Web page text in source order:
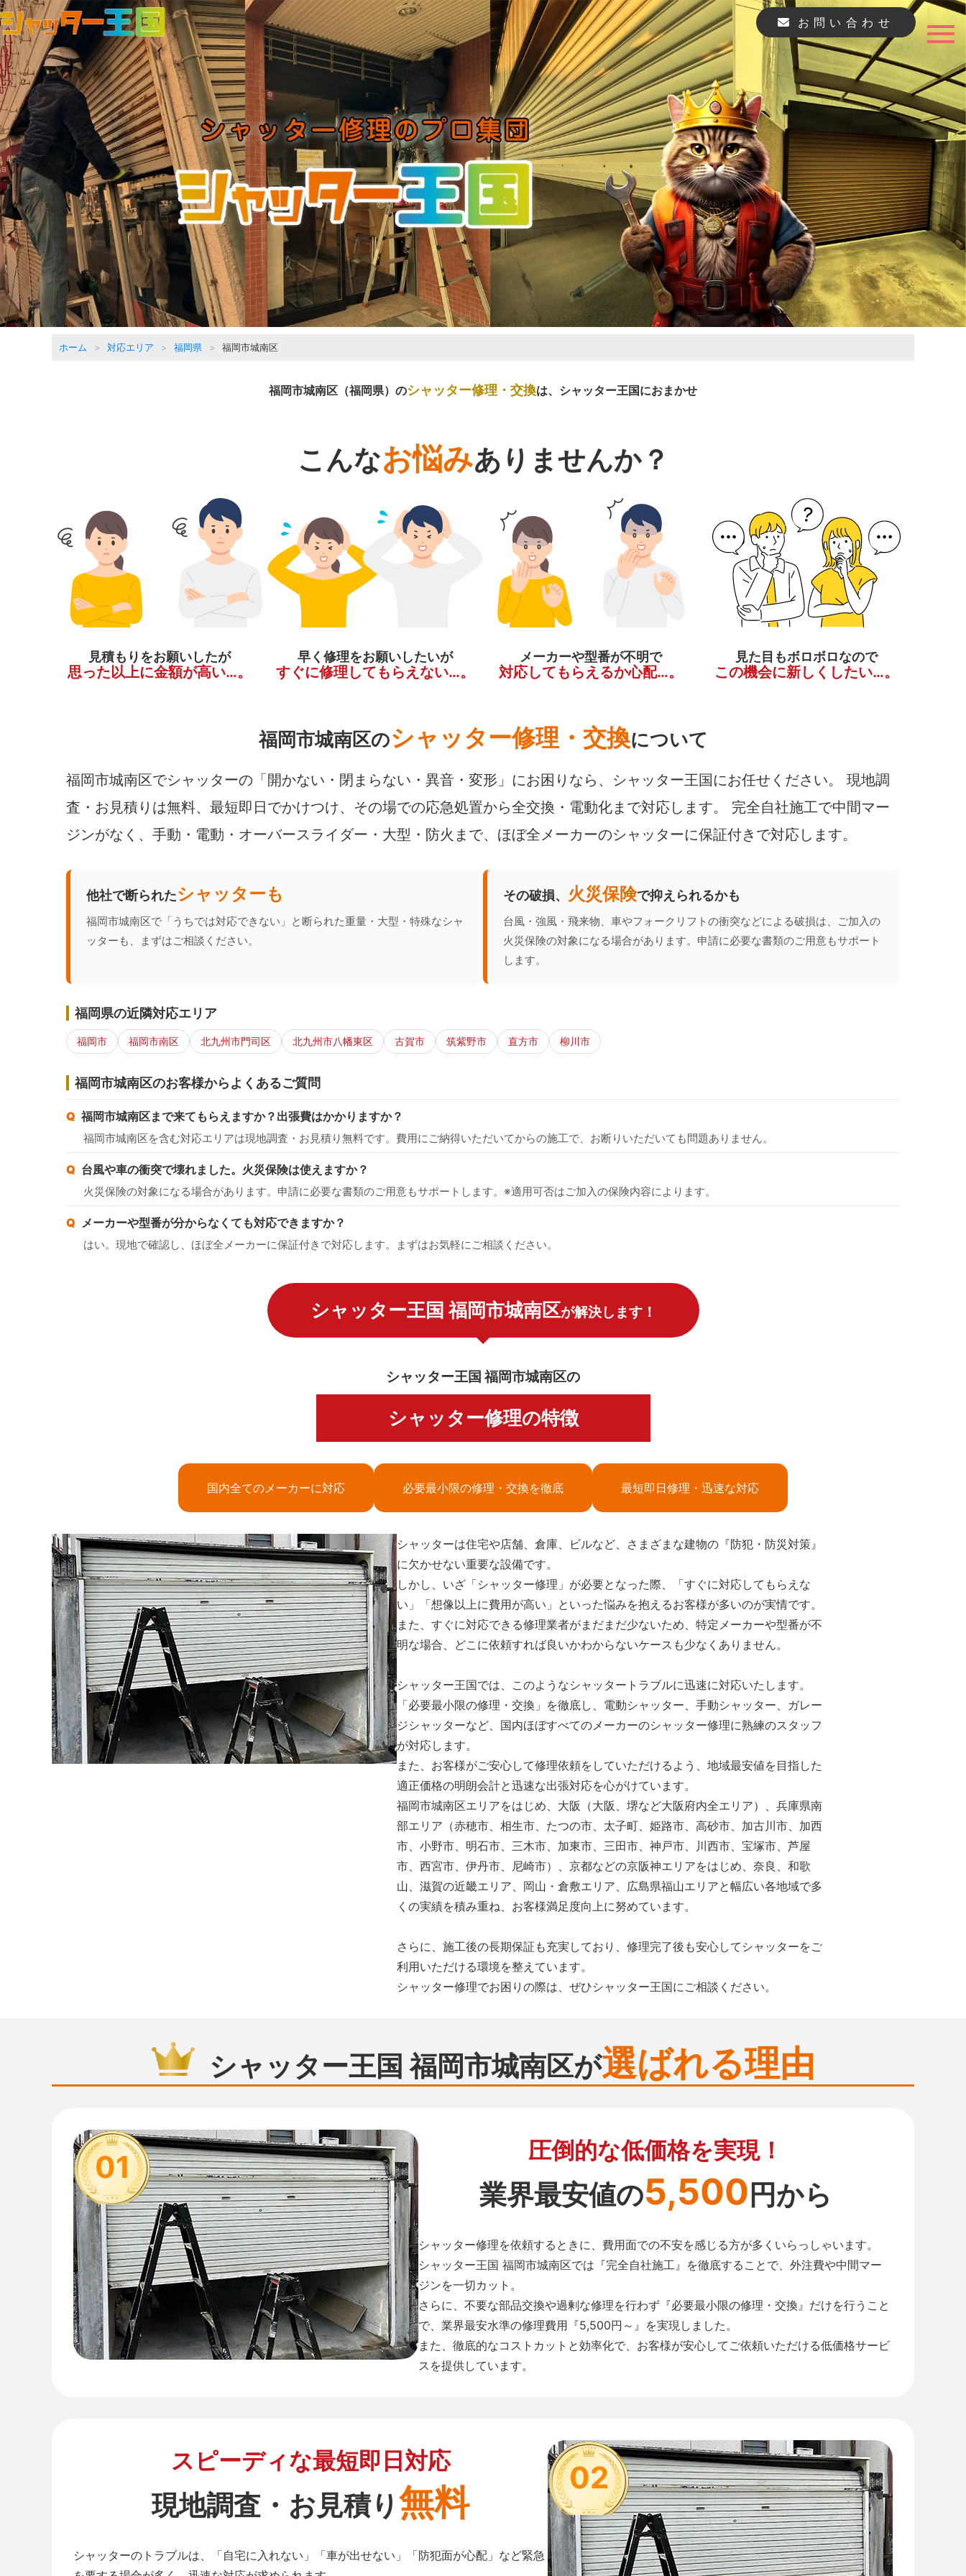
お問い合わせ
ホーム 対応エリア 福岡県 福岡市城南区
福岡市城南区（福岡県）のシャッター修理・交換は、シャッター王国におまかせ
こんなお悩みありませんか？
見積もりをお願いしたが
思った以上に金額が高い…。
早く修理をお願いしたいが
すぐに修理してもらえない…。
メーカーや型番が不明で
対応してもらえるか心配…。
見た目もボロボロなので
この機会に新しくしたい…。
福岡市城南区のシャッター修理・交換について
福岡市城南区でシャッターの「開かない・閉まらない・異音・変形」にお困りなら、シャッター王国にお任せください。 現地調
査・お見積りは無料、最短即日でかけつけ、その場での応急処置から全交換・電動化まで対応します。 完全自社施工で中間マー
ジンがなく、手動・電動・オーバースライダー・大型・防火まで、ほぼ全メーカーのシャッターに保証付きで対応します。
他社で断られたシャッターも
福岡市城南区で「うちでは対応できない」と断られた重量・大型・特殊なシャ
ッターも、まずはご相談ください。
その破損、 火災保険で抑えられるかも
台風・強風・飛来物、車やフォークリフトの衝突などによる破損は、ご加入の
火災保険の対象になる場合があります。申請に必要な書類のご用意もサポート
します。
福岡県の近隣対応エリア
福岡市 福岡市南区 北九州市門司区 北九州市八幡東区 古賀市 筑紫野市 直方市 柳川市
福岡市城南区のお客様からよくあるご質問
福岡市城南区まで来てもらえますか？出張費はかかりますか？
福岡市城南区を含む対応エリアは現地調査・お見積り無料です。費用にご納得いただいてからの施工で、お断りいただいても問題ありません。
台風や車の衝突で壊れました。火災保険は使えますか？
火災保険の対象になる場合があります。申請に必要な書類のご用意もサポートします。※適用可否はご加入の保険内容によります。
メーカーや型番が分からなくても対応できますか？
はい。現地で確認し、ほぼ全メーカーに保証付きで対応します。まずはお気軽にご相談ください。
シャッター王国 福岡市城南区が解決します！
シャッター王国 福岡市城南区の
シャッター修理の特徴
国内全てのメーカーに対応 必要最小限の修理・交換を徹底 最短即日修理・迅速な対応
シャッターは住宅や店舗、倉庫、ビルなど、さまざまな建物の『防犯・防災対策』
に欠かせない重要な設備です。
しかし、いざ「シャッター修理」が必要となった際、「すぐに対応してもらえな
い」「想像以上に費用が高い」といった悩みを抱えるお客様が多いのが実情です。
また、すぐに対応できる修理業者がまだまだ少ないため、特定メーカーや型番が不
明な場合、どこに依頼すれば良いかわからないケースも少なくありません。
シャッター王国では、このようなシャッタートラブルに迅速に対応いたします。
「必要最小限の修理・交換」を徹底し、電動シャッター、手動シャッター、ガレー
ジシャッターなど、国内ほぼすべてのメーカーのシャッター修理に熟練のスタッフ
が対応します。
また、お客様がご安心して修理依頼をしていただけるよう、地域最安値を目指した
適正価格の明朗会計と迅速な出張対応を心がけています。
福岡市城南区エリアをはじめ、大阪（大阪、堺など大阪府内全エリア）、兵庫県南
部エリア（赤穂市、相生市、たつの市、太子町、姫路市、高砂市、加古川市、加西
市、小野市、明石市、三木市、加東市、三田市、神戸市、川西市、宝塚市、芦屋
市、西宮市、伊丹市、尼崎市）、京都などの京阪神エリアをはじめ、奈良、和歌
山、滋賀の近畿エリア、岡山・倉敷エリア、広島県福山エリアと幅広い各地域で多
くの実績を積み重ね、お客様満足度向上に努めています。
さらに、施工後の長期保証も充実しており、修理完了後も安心してシャッターをご
利用いただける環境を整えています。
シャッター修理でお困りの際は、ぜひシャッター王国にご相談ください。
シャッター王国 福岡市城南区が選ばれる理由
01 圧倒的な低価格を実現！
業界最安値の5,500円から
シャッター修理を依頼するときに、費用面での不安を感じる方が多くいらっしゃいます。
シャッター王国 福岡市城南区では『完全自社施工』を徹底することで、外注費や中間マー
ジンを一切カット。
さらに、不要な部品交換や過剰な修理を行わず『必要最小限の修理・交換』だけを行うこと
で、業界最安水準の修理費用『5,500円～』を実現しました。
また、徹底的なコストカットと効率化で、お客様が安心してご依頼いただける低価格サービ
スを提供しています。
02
スピーディな最短即日対応
現地調査・お見積り無料
シャッターのトラブルは、「自宅に入れない」「車が出せない」「防犯面が心配」など緊急